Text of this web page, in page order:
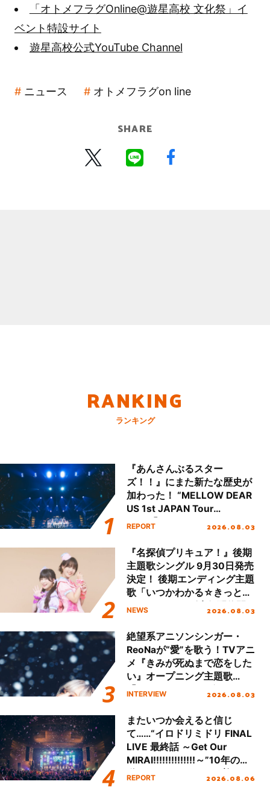
「オトメフラグOnline@遊星高校 文化祭」イ
ベント特設サイト
遊星高校公式YouTube Channel
ニュース オトメフラグon line
SHARE
RANKING
ランキング
『あんさんぶるスター
ズ！！』にまた新たな歴史が
加わった！ “MELLOW DEAR
US 1st JAPAN Tour
Final「NICE to meet YOU
ート!!
REPORT 2026.08.03
『名探偵プリキュア！』後期
主題歌シングル 9月30日発売
決定！ 後期エンディング主題
歌「いつかわかる☆きっとあ
える」TVサイズ先行配信開
NEWS 2026.08.03
絶望系アニソンシンガー・
ReoNaが“愛”を歌う！TVアニ
メ『きみが死ぬまで恋をした
い』オープニング主題歌
「Amore」インタビュー
INTERVIEW 2026.08.03
またいつか会えると信じ
て……“イロドリミドリ FINAL
LIVE 最終話 ～Get Our
MIRAI!!!!!!!!!!!!!!～”10年の活
動を経てファイナルを迎える
REPORT 2026.08.06